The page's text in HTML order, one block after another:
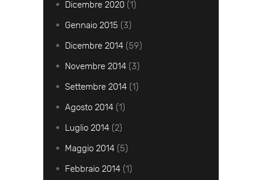
Dicembre 2020 (1)
Gennaio 2015 (3)
Dicembre 2014 (59)
Novembre 2014 (3)
Settembre 2014 (1)
Agosto 2014 (1)
Luglio 2014 (2)
Maggio 2014 (5)
Febbraio 2014 (1)